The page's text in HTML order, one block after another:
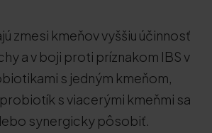
zmesi kmeňov vyššiu účinnosť
a v boji proti príznakom IBS v
s jedným kmeňom,
s viacerými kmeňmi sa
synergicky pôsobiť.